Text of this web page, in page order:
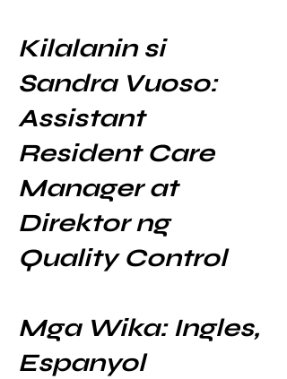
Kilalanin si
Sandra Vuoso:
Assistant
Resident Care
Manager at
Direktor ng
Quality Control
Mga Wika: Ingles,
Espanyol